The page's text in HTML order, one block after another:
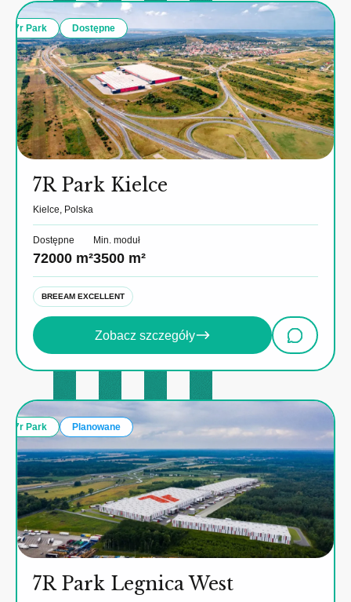
7r Park Dostępne
7R Park Kielce
Kielce, Polska
Dostępne
72000 m²
Min. moduł
3500 m²
BREEAM EXCELLENT
Zobacz szczegóły
7r Park Planowane
7R Park Legnica West